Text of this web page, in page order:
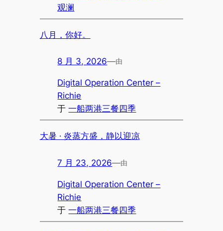
观澜
八月，你好。
8 月 3, 2026—由
Digital Operation Center –
Richie
于一船两港三餐四季
大暑 · 炎蒸方盛，静以迎凉
7 月 23, 2026—由
Digital Operation Center –
Richie
于一船两港三餐四季